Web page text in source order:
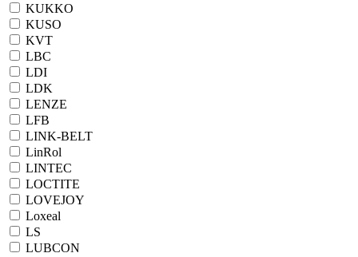
KUKKO
KUSO
KVT
LBC
LDI
LDK
LENZE
LFB
LINK-BELT
LinRol
LINTEC
LOCTITE
LOVEJOY
Loxeal
LS
LUBCON